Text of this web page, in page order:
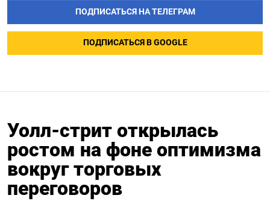
ПОДПИСАТЬСЯ НА ТЕЛЕГРАМ
ПОДПИСАТЬСЯ В GOOGLE
Уолл-стрит открылась
ростом на фоне оптимизма
вокруг торговых
переговоров